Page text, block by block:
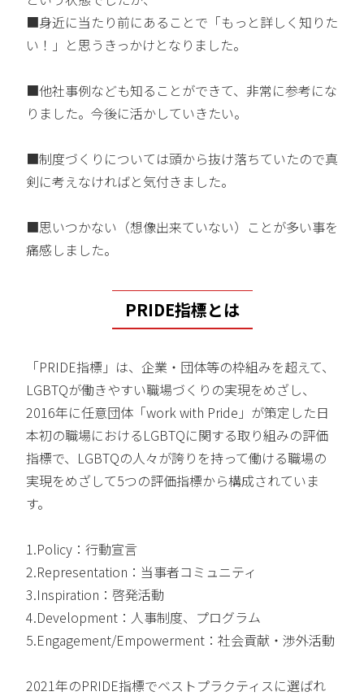
■身近に当たり前にあることで「もっと詳しく知りた
い！」と思うきっかけとなりました。
■他社事例なども知ることができて、非常に参考にな
りました。今後に活かしていきたい。
■制度づくりについては頭から抜け落ちていたので真
剣に考えなければと気付きました。
■思いつかない（想像出来ていない）ことが多い事を
痛感しました。
PRIDE指標とは
「PRIDE指標」は、企業・団体等の枠組みを超えて、
LGBTQが働きやすい職場づくりの実現をめざし、
2016年に任意団体「work with Pride」が策定した日
本初の職場におけるLGBTQに関する取り組みの評価
指標で、LGBTQの人々が誇りを持って働ける職場の
実現をめざして5つの評価指標から構成されていま
す。
1.Policy：行動宣言
2.Representation：当事者コミュニティ
3.Inspiration：啓発活動
4.Development：人事制度、プログラム
5.Engagement/Empowerment：社会貢献・渉外活動
2021年のPRIDE指標でベストプラクティスに選ばれ